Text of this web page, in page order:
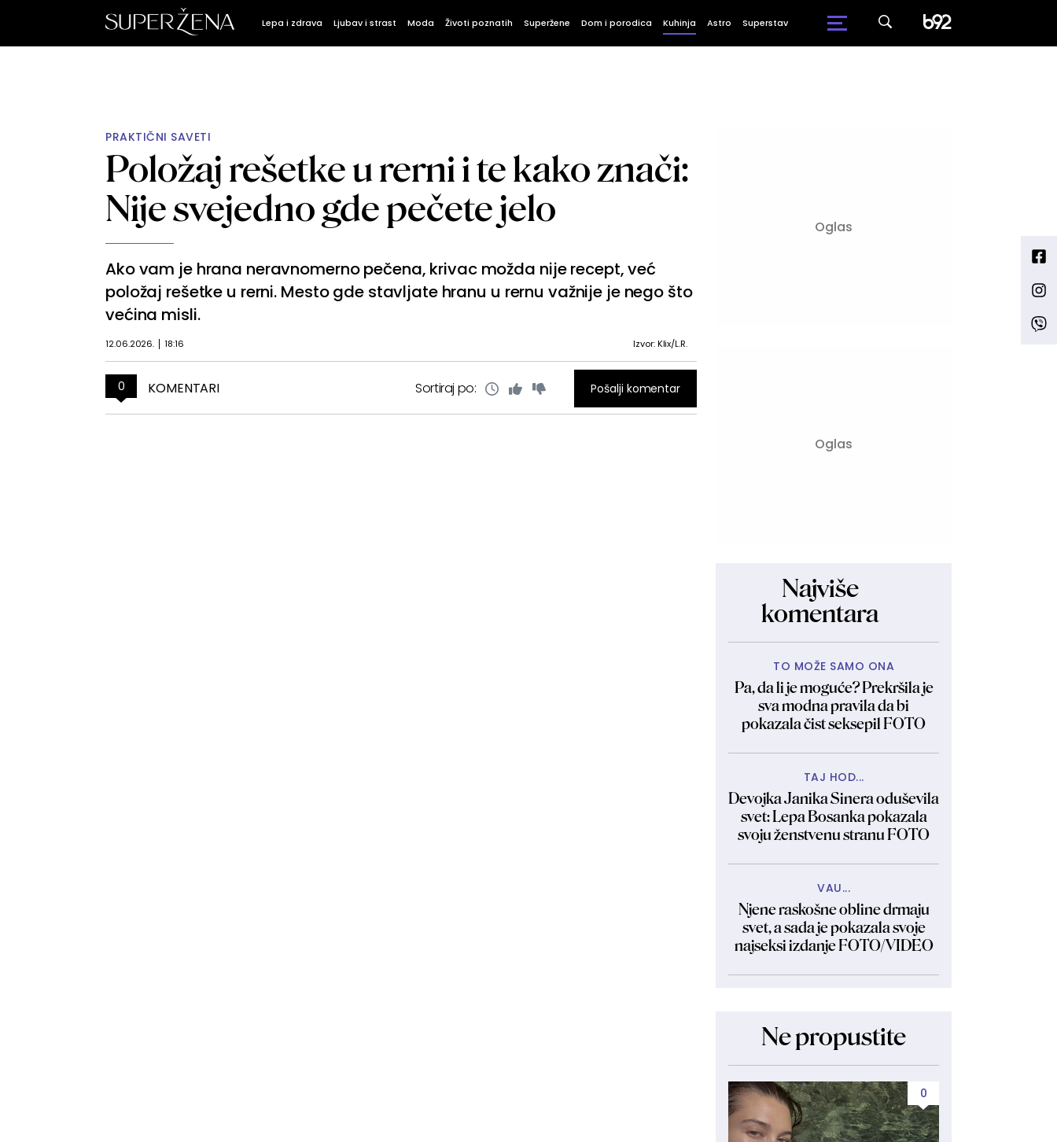
Lepa i zdrava Ljubav i strast Moda Životi poznatih Superžene Dom i porodica Kuhinja Astro Superstav
PRAKTIČNI SAVETI
Položaj rešetke u rerni i te kako znači:
Nije svejedno gde pečete jelo
Ako vam je hrana neravnomerno pečena, krivac možda nije recept, već
položaj rešetke u rerni. Mesto gde stavljate hranu u rernu važnije je nego što
većina misli.
12.06.2026. 18:16 Izvor: Klix/L.R.
0 KOMENTARI Sortiraj po: Pošalji komentar
Najviše
komentara
TO MOŽE SAMO ONA
Pa, da li je moguće? Prekršila je
sva modna pravila da bi
pokazala čist seksepil FOTO
TAJ HOD...
Devojka Janika Sinera oduševila
svet: Lepa Bosanka pokazala
svoju ženstvenu stranu FOTO
VAU...
Njene raskošne obline drmaju
svet, a sada je pokazala svoje
najseksi izdanje FOTO/VIDEO
Ne propustite
0